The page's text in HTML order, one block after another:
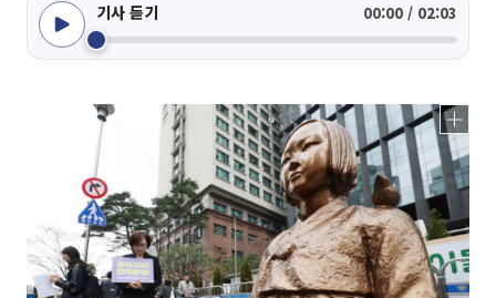
기사 듣기 00:00 / 02:03